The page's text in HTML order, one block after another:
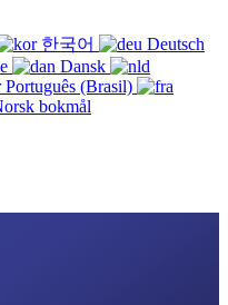
한국어
Deutsch
Dansk
Português (Brasil)
bokmål